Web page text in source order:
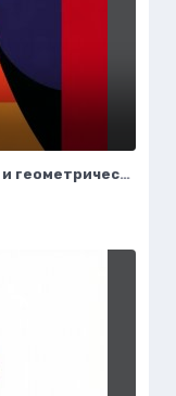
Кубистический портрет: игра цвета и геометрических форм. Нейросеть Midjourney